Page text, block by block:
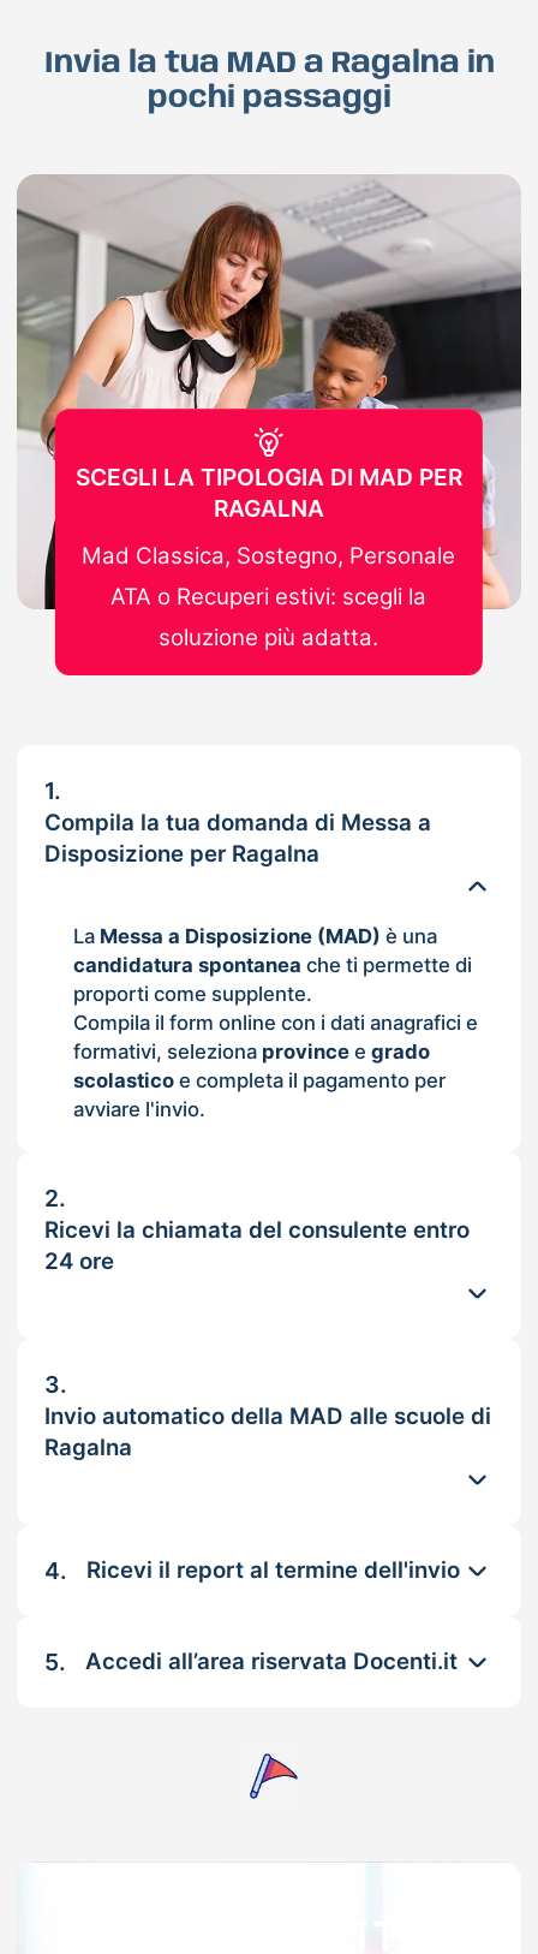
Invia la tua MAD a Ragalna in
pochi passaggi
1.
Compila la tua domanda di Messa a
Disposizione per Ragalna
La Messa a Disposizione (MAD) è una
candidatura spontanea che ti permette di
proporti come supplente.
Compila il form online con i dati anagrafici e
formativi, seleziona provincee grado
scolasticoe completa il pagamento per
avviare l'invio.
2.
Ricevi la chiamata del consulente entro
24 ore
3.
Invio automatico della MAD alle scuole di
Ragalna
4. Ricevi il report al termine dell'invio
5. Accedi all’area riservata Docenti.it
SCEGLI LA TIPOLOGIA DI MAD PER
RAGALNA
Mad Classica, Sostegno, Personale
ATA o Recuperi estivi: scegli la
soluzione più adatta.